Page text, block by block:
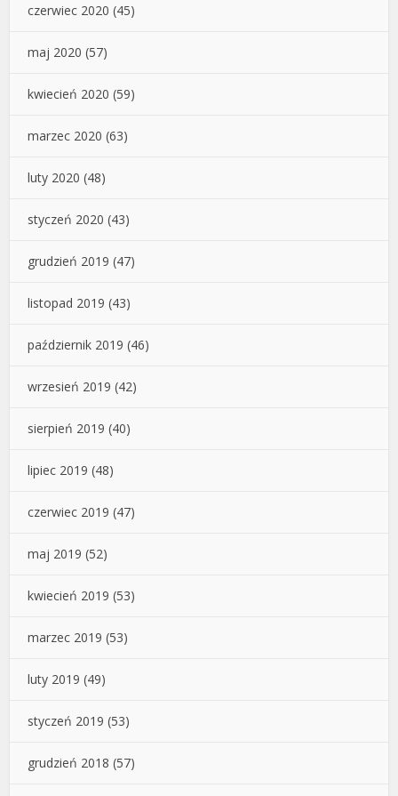
czerwiec 2020 (45)
maj 2020 (57)
kwiecień 2020 (59)
marzec 2020 (63)
luty 2020 (48)
styczeń 2020 (43)
grudzień 2019 (47)
listopad 2019 (43)
październik 2019 (46)
wrzesień 2019 (42)
sierpień 2019 (40)
lipiec 2019 (48)
czerwiec 2019 (47)
maj 2019 (52)
kwiecień 2019 (53)
marzec 2019 (53)
luty 2019 (49)
styczeń 2019 (53)
grudzień 2018 (57)